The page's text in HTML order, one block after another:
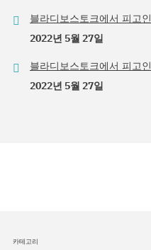
블라디보스토크에서 피고
2022년 5월 27일
블라디보스토크에서 피고
2022년 5월 27일
카테고리